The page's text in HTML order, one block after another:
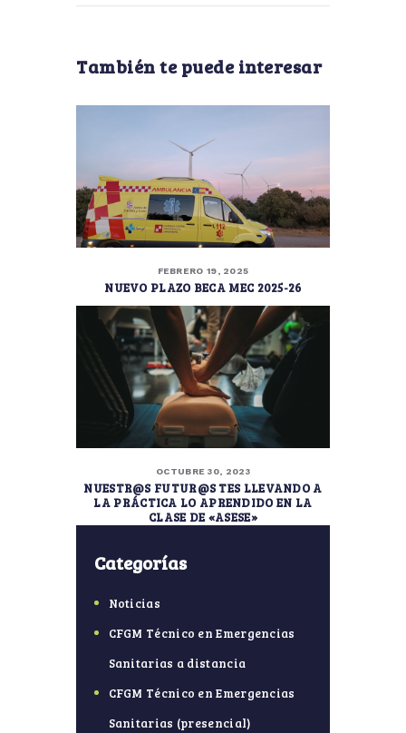
También te puede interesar
FEBRERO 19, 2025
NUEVO PLAZO BECA MEC 2025-26
OCTUBRE 30, 2023
NUESTR@S FUTUR@S TES LLEVANDO A
LA PRÁCTICA LO APRENDIDO EN LA
CLASE DE «ASESE»
Categorías
Noticias
CFGM Técnico en Emergencias
Sanitarias a distancia
CFGM Técnico en Emergencias
Sanitarias (presencial)